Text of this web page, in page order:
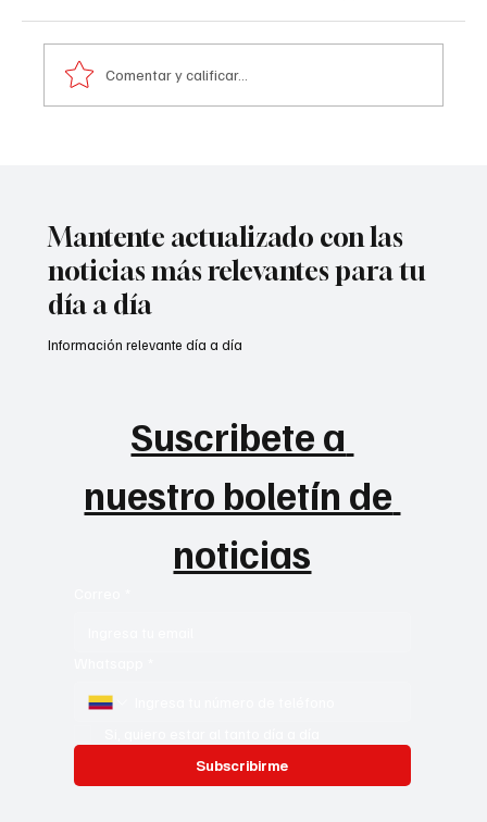
Comentar y calificar...
Mantente actualizado con las
noticias más relevantes para tu
día a día
Suscribete a
nuestro boletín de
noticias
Subscribirme
Información relevante día a día